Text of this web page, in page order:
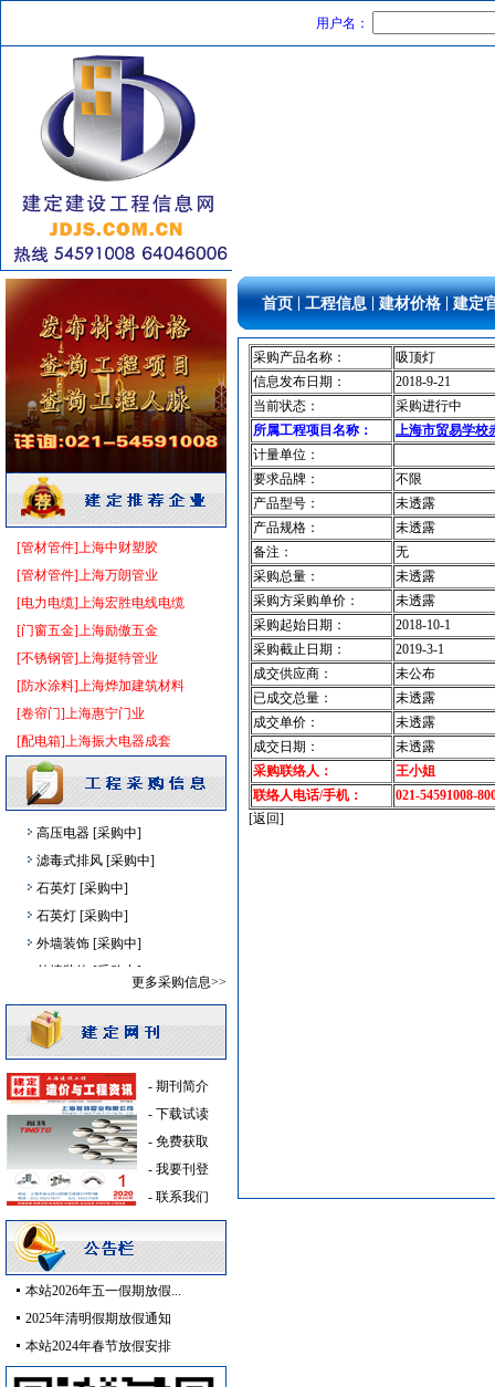
用户名：
[管材管件]上海中财塑胶
[管材管件]上海万朗管业
[电力电缆]上海宏胜电线电缆
[门窗五金]上海励傲五金
[不锈钢管]上海挺特管业
[防水涂料]上海烨加建筑材料
[卷帘门]上海惠宁门业
[配电箱]上海振大电器成套
消防稳压泵 [采购中]
防水防腐
[采购中]
墙地面砖 [采购中]
室内装修 [采购中]
光源灯具 [采购中]
管材管件
[采购中]
通风防排烟 [采购中]
电梯 [采购中]
给排水管件 [采购中]
PVC窗帘 [采购中]
商品混凝土 [采购中]
高级地砖 [采购中]
配电箱 [采购中]
管材管件 [采购中]
安全防范 [采购中]
给排水系统 [采购中]
低压电器 [采购中]
防火阀 [采购中]
消火栓系统 [采购中]
低压电器 [采购中]
供水设备 [采购中]
镀锌钢管 [采购中]
防水防腐 [采购中]
卫生洁具
[采购中]
复合木地板
高压电器 [采购中]
滤毒式排风 [采购中]
石英灯 [采购中]
石英灯 [采购中]
外墙装饰 [采购中]
外墙装饰 [采购中]
[采购中]
电线电缆
光源灯具
光源灯具 [采购中]
仿古砖 [采购中]
变压器 [采购中]
仿古砖 [采购中]
电线电缆 [采购中]
变压器 [采购中]
景观绿化
防火隔热 [采购中]
供水设备 [采购中]
钢质防火门 [采购中]
供水设备
[采购中]
更多采购信息>>
- 期刊简介
- 下载试读
- 免费获取
- 我要刊登
- 联系我们
本站2026年五一假期放假...
2025年清明假期放假通知
本站2024年春节放假安排
首页 工程信息 建材价格 建定
采购产品名称：
吸顶灯
信息发布日期：
2018-9-21
当前状态：
采购进行中
所属工程项目名称：
上海市贸易学校
计量单位：
要求品牌：
不限
产品型号：
未透露
产品规格：
未透露
备注：
无
采购总量：
未透露
采购方采购单价：
未透露
采购起始日期：
2018-10-1
采购截止日期：
2019-3-1
成交供应商：
未公布
已成交总量：
未透露
成交单价：
未透露
成交日期：
未透露
采购联络人：
王小姐
联络人电话/手机：
021-54591008-
[返回]